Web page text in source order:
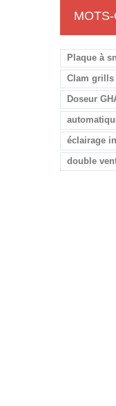
Plaque à
Clam grills
Doseur
éclairage
double